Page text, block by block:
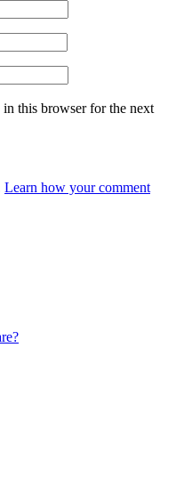
in this browser for the next
Learn how your comment